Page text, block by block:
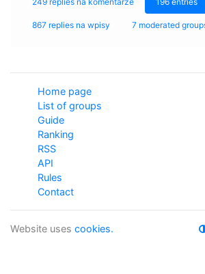
867 replies na wpisy 7 moderated
Home page
List of groups
Guide
Ranking
RSS
API
Rules
Contact
Website uses cookies.